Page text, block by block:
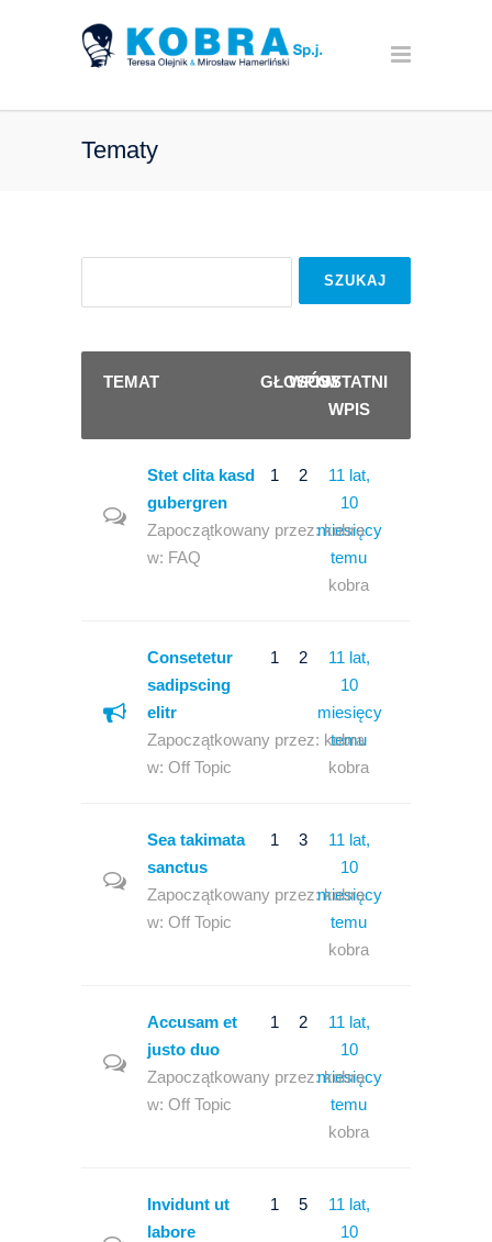
Tematy
TEMAT GŁOSÓW
WPISYOSTATNI
WPIS
Stet clita kasd
gubergren
Zapoczątkowany przez:kobra
w: FAQ
1 2
11 lat,
10
miesięcy
temu
kobra
Consetetur
sadipscing
elitr
Zapoczątkowany przez: kobra
w: Off Topic
1 2
11 lat,
10
miesięcy
temu
kobra
Sea takimata
sanctus
Zapoczątkowany przez:kobra
w: Off Topic
1 3
11 lat,
10
miesięcy
temu
kobra
Accusam et
justo duo
Zapoczątkowany przez:kobra
w: Off Topic
1 2
11 lat,
10
miesięcy
temu
kobra
Invidunt ut
labore
1 5
11 lat,
10